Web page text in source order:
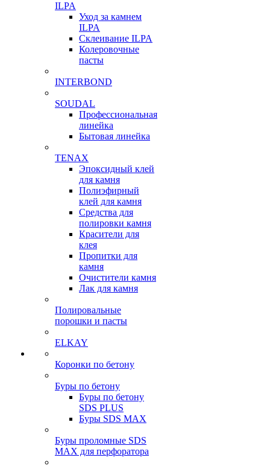
ILPA
Уход за камнем
ILPA
Склеивание ILPA
Колеровочные
пасты
INTERBOND
SOUDAL
Профессиональная
линейка
Бытовая линейка
TENAX
Эпоксидный клей
для камня
Полиэфирный
клей для камня
Средства для
полировки камня
Красители для
клея
Пропитки для
камня
Очистители камня
Лак для камня
Полировальные
порошки и пасты
ELKAY
Коронки по бетону
Буры по бетону
Буры по бетону
SDS PLUS
Буры SDS MAX
Буры проломные SDS
MAX для перфоратора